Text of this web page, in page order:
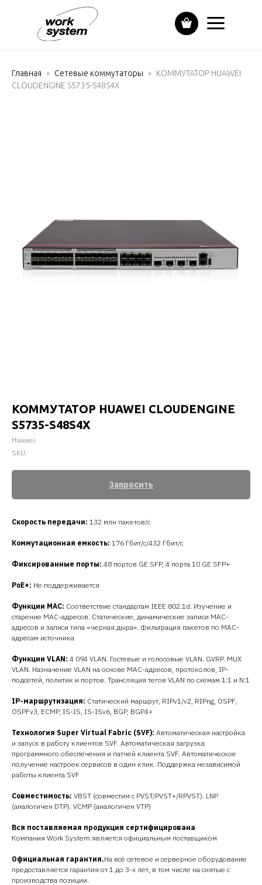
Главная Сетевые коммутаторы
КОММУТАТОР HUAWEI
CLOUDENGINE S5735-S48S4X
КОММУТАТОР HUAWEI CLOUDENGINE
S5735-S48S4X
Huawei
SKU:
Запросить
Скорость передачи: 132 млн пакетов/с
Коммутационная емкость: 176 Гбит/с/432 Гбит/с
Фиксированные порты: 48 портов GE SFP, 4 порта 10 GE SFP+
PoE+: Не поддерживается
Функции MAC: Соответствие стандартам IEEE 802.1d. Изучение и
старение MAC-адресов. Статические, динамические записи MAC-
адресов и записи типа «черная дыра». Фильтрация пакетов по MAC-
адресам источника
Функции VLAN: 4 094 VLAN. Гостевые и голосовые VLAN. GVRP. MUX
VLAN. Назначение VLAN на основе MAC-адресов, протоколов, IP-
подсетей, политик и портов. Трансляция тегов VLAN по схемам 1:1 и N:1
IP-маршрутизация: Статический маршрут, RIPv1/v2, RIPng, OSPF,
OSPFv3, ECMP, IS-IS, IS-ISv6, BGP, BGP4+
Технология Super Virtual Fabric (SVF): Автоматическая настройка
и запуск в работу клиентов SVF. Автоматическая загрузка
программного обеспечения и патчей клиента SVF. Автоматическое
получение настроек сервисов в один клик. Поддержка независимой
работы клиента SVF
Совместимость: VBST (совместим с PVST/PVST+/RPVST). LNP
(аналогичен DTP). VCMP (аналогичен VTP)
Вся поставляемая продукция сертифицирована
Компания Work System является официальным поставщиком
Официальная гарантия.На всё сетевое и серверное оборудование
предоставляется гарантия от 1 до 3-х лет, в том числе на снятые с
производства позиции.